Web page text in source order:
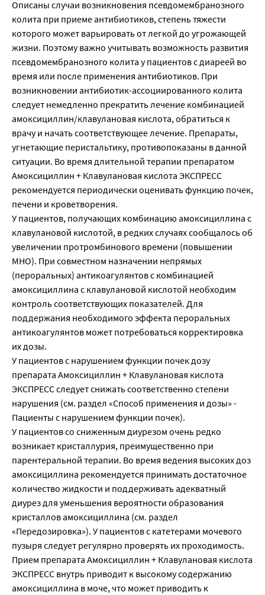
Описаны случаи возникновения псевдомембранозного
колита при приеме антибиотиков, степень тяжести
которого может варьировать от легкой до угрожающей
жизни. Поэтому важно учитывать возможность развития
псевдомембранозного колита у пациентов с диареей во
время или после применения антибиотиков. При
возникновении антибиотик-ассоциированного колита
следует немедленно прекратить лечение комбинацией
амоксициллин/клавулановая кислота, обратиться к
врачу и начать соответствующее лечение. Препараты,
угнетающие перистальтику, противопоказаны в данной
ситуации. Во время длительной терапии препаратом
Aмоксициллин + Клавулановая кислота ЭКСПРЕСС
рекомендуется периодически оценивать функцию почек,
печени и кроветворения.
У пациентов, получающих комбинацию амоксициллина с
клавулановой кислотой, в редких случаях сообщалось об
увеличении протромбинового времени (повышении
МНО). При совместном назначении непрямых
(пероральных) антикоагулянтов с комбинацией
амоксициллина с клавулановой кислотой необходим
контроль соответствующих показателей. Для
поддержания необходимого эффекта пероральных
антикоагулянтов может потребоваться корректировка
их дозы.
У пациентов с нарушением функции почек дозу
препарата Aмоксициллин + Клавулановая кислота
ЭКСПРЕСС следует снижать соответственно степени
нарушения (см. раздел «Способ применения и дозы» -
Пациенты с нарушением функции почек).
У пациентов со сниженным диурезом очень редко
возникает кристаллурия, преимущественно при
парентеральной терапии. Во время ведения высоких доз
амоксициллина рекомендуется принимать достаточное
количество жидкости и поддерживать адекватный
диурез для уменьшения вероятности образования
кристаллов амоксициллина (см. раздел
«Передозировка»). У пациентов с катетерами мочевого
пузыря следует регулярно проверять их проходимость.
Прием препарата Aмоксициллин + Клавулановая кислота
ЭКСПРЕСС внутрь приводит к высокому содержанию
амоксициллина в моче, что может приводить к